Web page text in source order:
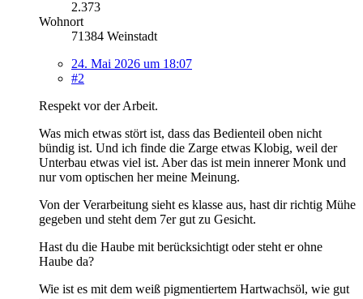
2.373
Wohnort
71384 Weinstadt
24. Mai 2026 um 18:07
#2
Respekt vor der Arbeit.
Was mich etwas stört ist, dass das Bedienteil oben nicht
bündig ist. Und ich finde die Zarge etwas Klobig, weil der
Unterbau etwas viel ist. Aber das ist mein innerer Monk und
nur vom optischen her meine Meinung.
Von der Verarbeitung sieht es klasse aus, hast dir richtig Mühe
gegeben und steht dem 7er gut zu Gesicht.
Hast du die Haube mit berücksichtigt oder steht er ohne
Haube da?
Wie ist es mit dem weiß pigmentiertem Hartwachsöl, wie gut